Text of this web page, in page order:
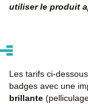
utiliser le produit
Les tarifs ci-
badges avec une
brillante